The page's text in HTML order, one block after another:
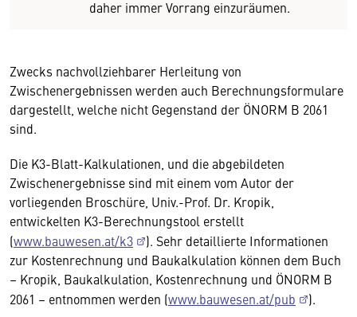
daher immer Vorrang einzuräumen.
Zwecks nachvollziehbarer Herleitung von
Zwischenergebnissen werden auch Berechnungsformulare
dargestellt, welche nicht Gegenstand der ÖNORM B 2061
sind.
Die K3-Blatt-Kalkulationen, und die abgebildeten
Zwischenergebnisse sind mit einem vom Autor der
vorliegenden Broschüre, Univ.-Prof. Dr. Kropik,
entwickelten K3-Berechnungstool erstellt
(www.bauwesen.at/k3
). Sehr detaillierte Informationen
zur Kostenrechnung und Baukalkulation können dem Buch
– Kropik, Baukalkulation, Kostenrechnung und ÖNORM B
2061 – entnommen werden (www.bauwesen.at/pub ).